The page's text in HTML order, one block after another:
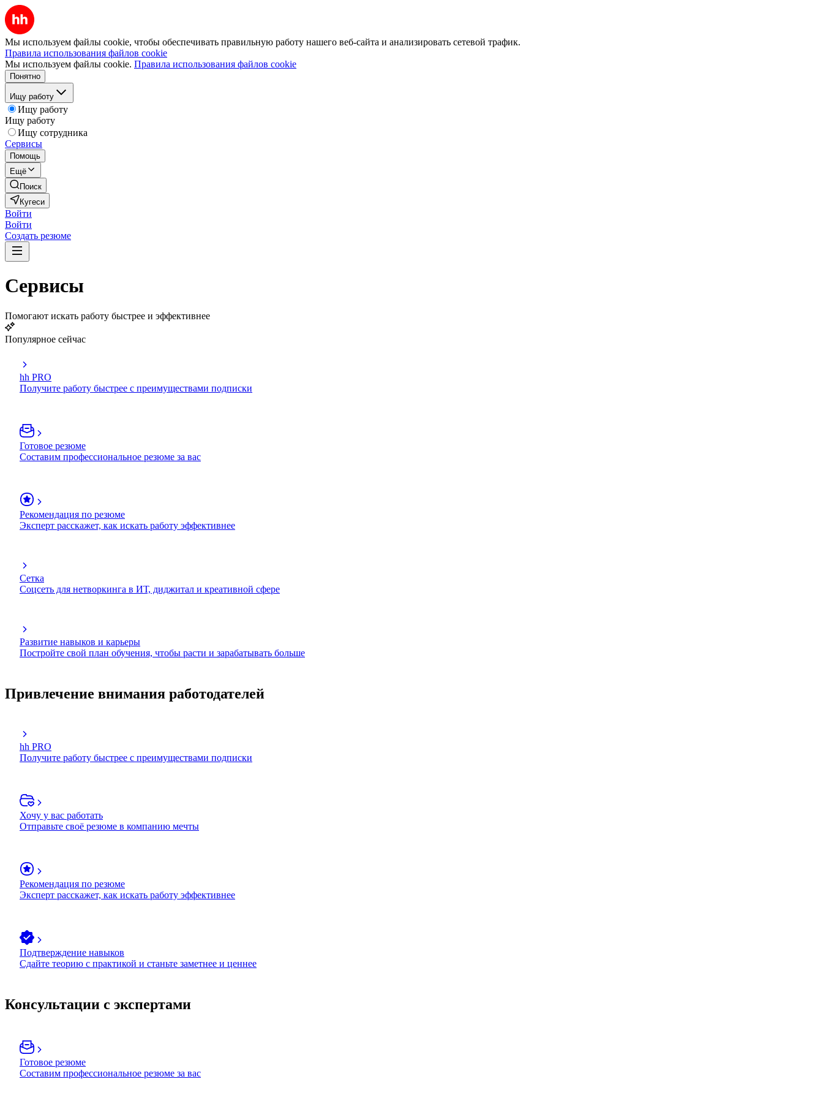
Мы используем файлы cookie, чтобы обеспечивать правильную работу нашего веб-сайта и анализировать сетевой трафик.
Правила использования файлов cookie
Мы используем файлы cookie. Правила использования файлов cookie
Понятно
Ищу работу
Ищу работу
Ищу работу
Ищу сотрудника
Сервисы
Помощь
Ещё
Поиск
Кугеси
Войти
Войти
Создать резюме
Сервисы
Помогают искать работу быстрее и эффективнее
Популярное сейчас
hh PRO
Получите работу быстрее с преимуществами подписки
Готовое резюме
Составим профессиональное резюме за вас
Рекомендация по резюме
Эксперт расскажет, как искать работу эффективнее
Сетка
Соцсеть для нетворкинга в ИТ, диджитал и креативной сфере
Развитие навыков и карьеры
Постройте свой план обучения, чтобы расти и зарабатывать больше
Привлечение внимания работодателей
hh PRO
Получите работу быстрее с преимуществами подписки
Хочу у вас работать
Отправьте своё резюме в компанию мечты
Рекомендация по резюме
Эксперт расскажет, как искать работу эффективнее
Подтверждение навыков
Сдайте теорию с практикой и станьте заметнее и ценнее
Консультации с экспертами
Готовое резюме
Составим профессиональное резюме за вас